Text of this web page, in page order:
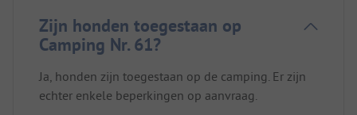
Zijn honden toegestaan op
Camping Nr. 61?
Ja, honden zijn toegestaan op de camping. Er zijn
echter enkele beperkingen op aanvraag.